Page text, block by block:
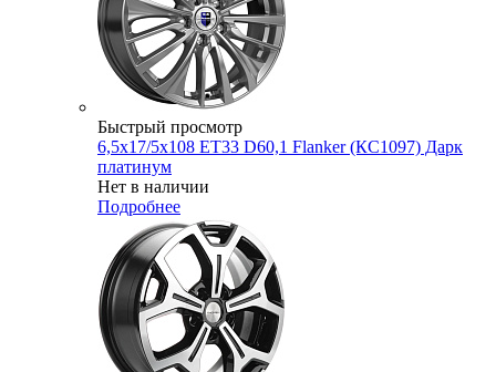
Быстрый просмотр
6,5x17/5x108 ET33 D60,1 Flanker (КС1097) Дарк
платинум
Нет в наличии
Подробнее